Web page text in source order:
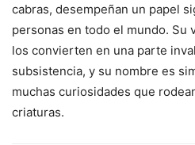
cabras, desempeñan un papel
personas en todo el mundo. Su
los convierten en una parte
subsistencia, y su nombre es
muchas curiosidades que
criaturas.